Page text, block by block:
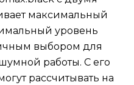
максимальный
уровень
выбором для
работы. С его
рассчитывать на